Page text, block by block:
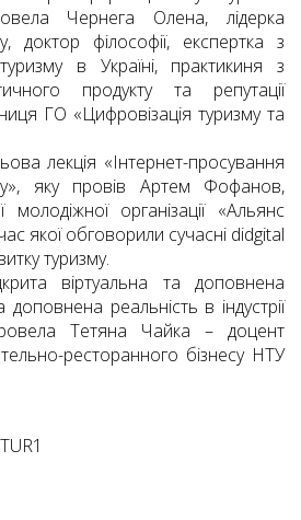
Чернега Олена, лідерка
доктор філософії, експертка з
в Україні, практикиня з
продукту та репутації
ГО «Цифровізація туризму та
лекція «Інтернет-просування
яку провів Артем Фофанов,
молодіжної організації «Альянс
якої обговорили сучасні didgital
туризму.
віртуальна та доповнена
доповнена реальність в індустрії
Тетяна Чайка – доцент
ресторанного бізнесу НТУ